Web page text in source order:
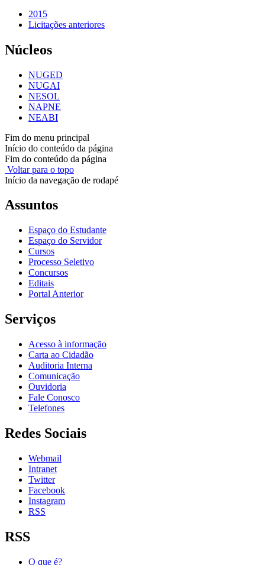
2015
Licitações anteriores
Núcleos
NUGED
NUGAI
NESOL
NAPNE
NEABI
Fim do menu principal
Início do conteúdo da página
Fim do conteúdo da página
Voltar para o topo
Início da navegação de rodapé
Assuntos
Espaço do Estudante
Espaço do Servidor
Cursos
Processo Seletivo
Concursos
Editais
Portal Anterior
Serviços
Acesso à informação
Carta ao Cidadão
Auditoria Interna
Comunicação
Ouvidoria
Fale Conosco
Telefones
Redes Sociais
Webmail
Intranet
Twitter
Facebook
Instagram
RSS
RSS
O que é?